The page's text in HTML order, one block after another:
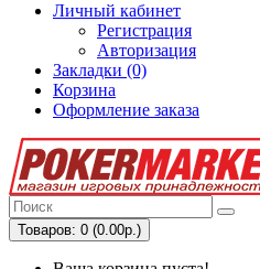
Личный кабинет
Регистрация
Авторизация
Закладки (0)
Корзина
Оформление заказа
Товаров: 0 (0.00р.)